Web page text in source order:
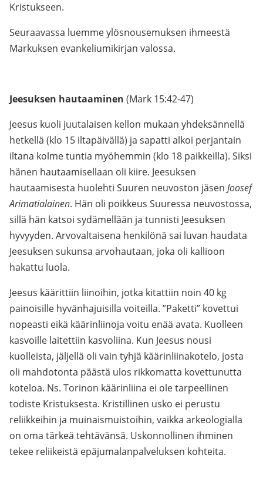
Kristukseen.
Seuraavassa luemme ylösnousemuksen ihmeestä
Markuksen evankeliumikirjan valossa.
Jeesuksen hautaaminen (Mark 15:42-47)
Jeesus kuoli juutalaisen kellon mukaan yhdeksännellä
hetkellä (klo 15 iltapäivällä) ja sapatti alkoi perjantain
iltana kolme tuntia myöhemmin (klo 18 paikkeilla). Siksi
hänen hautaamisellaan oli kiire. Jeesuksen
hautaamisesta huolehti Suuren neuvoston jäsen Joosef
Arimatialainen. Hän oli poikkeus Suuressa neuvostossa,
sillä hän katsoi sydämellään ja tunnisti Jeesuksen
hyvyyden. Arvovaltaisena henkilönä sai luvan haudata
Jeesuksen sukunsa arvohautaan, joka oli kallioon
hakattu luola.
Jeesus käärittiin liinoihin, jotka kitattiin noin 40 kg
painoisille hyvänhajuisilla voiteilla. ”Paketti” kovettui
nopeasti eikä käärinliinoja voitu enää avata. Kuolleen
kasvoille laitettiin kasvoliina. Kun Jeesus nousi
kuolleista, jäljellä oli vain tyhjä käärinliinakotelo, josta
oli mahdotonta päästä ulos rikkomatta kovettunutta
koteloa. Ns. Torinon käärinliina ei ole tarpeellinen
todiste Kristuksesta. Kristillinen usko ei perustu
reliikkeihin ja muinaismuistoihin, vaikka arkeologialla
on oma tärkeä tehtävänsä. Uskonnollinen ihminen
tekee reliikeistä epäjumalanpalveluksen kohteita.